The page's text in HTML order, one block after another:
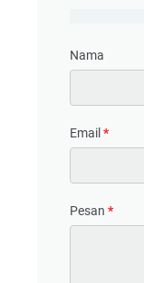
Nama
Email *
Pesan *